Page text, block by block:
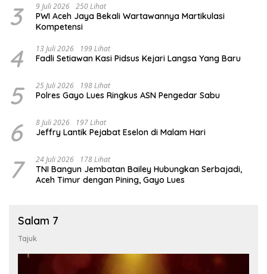
3 9 Juli 2026 250 Lihat
PWI Aceh Jaya Bekali Wartawannya Martikulasi
Kompetensi
4 13 Juli 2026 199 Lihat
Fadli Setiawan Kasi Pidsus Kejari Langsa Yang Baru
5 25 Juli 2026 198 Lihat
Polres Gayo Lues Ringkus ASN Pengedar Sabu
6 8 Juli 2026 197 Lihat
Jeffry Lantik Pejabat Eselon di Malam Hari
7 24 Juli 2026 178 Lihat
TNI Bangun Jembatan Bailey Hubungkan Serbajadi,
Aceh Timur dengan Pining, Gayo Lues
Salam 7
Tajuk